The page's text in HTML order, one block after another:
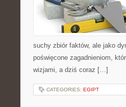
suchy zbiór faktów, ale jako
poświęcone zagadnieniom,
wizjami, a dziś coraz […]
CATEGORIES: EGIPT